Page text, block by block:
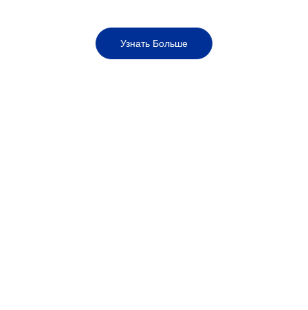
Узнать Больше